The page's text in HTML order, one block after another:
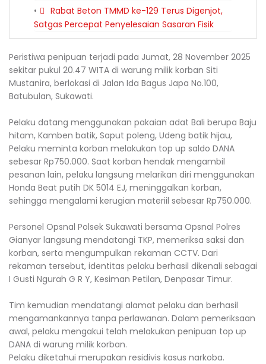
Rabat Beton TMMD ke-129 Terus Digenjot,
Satgas Percepat Penyelesaian Sasaran Fisik
Peristiwa penipuan terjadi pada Jumat, 28 November 2025
sekitar pukul 20.47 WITA di warung milik korban Siti
Mustanira, berlokasi di Jalan Ida Bagus Japa No.100,
Batubulan, Sukawati.
Pelaku datang menggunakan pakaian adat Bali berupa Baju
hitam, Kamben batik, Saput poleng, Udeng batik hijau,
Pelaku meminta korban melakukan top up saldo DANA
sebesar Rp750.000. Saat korban hendak mengambil
pesanan lain, pelaku langsung melarikan diri menggunakan
Honda Beat putih DK 5014 EJ, meninggalkan korban,
sehingga mengalami kerugian materiil sebesar Rp750.000.
Personel Opsnal Polsek Sukawati bersama Opsnal Polres
Gianyar langsung mendatangi TKP, memeriksa saksi dan
korban, serta mengumpulkan rekaman CCTV. Dari
rekaman tersebut, identitas pelaku berhasil dikenali sebagai
I Gusti Ngurah G R Y, Kesiman Petilan, Denpasar Timur.
Tim kemudian mendatangi alamat pelaku dan berhasil
mengamankannya tanpa perlawanan. Dalam pemeriksaan
awal, pelaku mengakui telah melakukan penipuan top up
DANA di warung milik korban.
Pelaku diketahui merupakan residivis kasus narkoba.